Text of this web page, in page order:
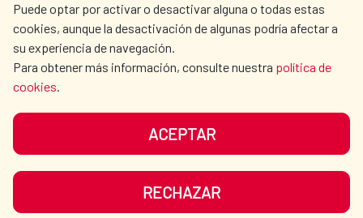
Puede optar por activar o desactivar alguna o todas estas
cookies, aunque la desactivación de algunas podría afectar a
su experiencia de navegación.
Para obtener más información, consulte nuestra política de
cookies.
ACEPTAR
RECHAZAR
NUESTRAS REDES SOCIALES
PROTECCIÓN DE DATOS
POLÍTICA DE COOKIES
GUÍA DE NAVEGACIÓN
MAPA WEB